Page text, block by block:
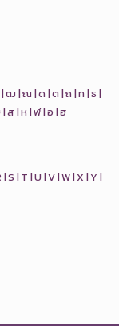
ฒ |ณ |ด |ต |ถ |ท |ธ |
|ส |ห |ฬ |อ |ฮ
|S |T |U |V |W |X |Y |